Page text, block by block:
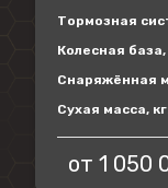
Тормозная
Колесная
Снаряжённая
Сухая масса,
от 1 050